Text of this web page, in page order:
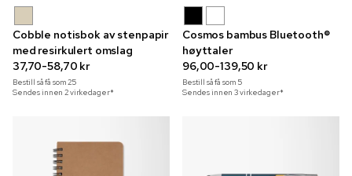
Cobble notisbok av stenpapir
med resirkulert omslag
37,70-58,70 kr
Bestill så få som25
Sendes innen 2 virkedager*
Cosmos bambus Bluetooth®
høyttaler
96,00-139,50 kr
Bestill så få som 5
Sendes innen 3 virkedager*